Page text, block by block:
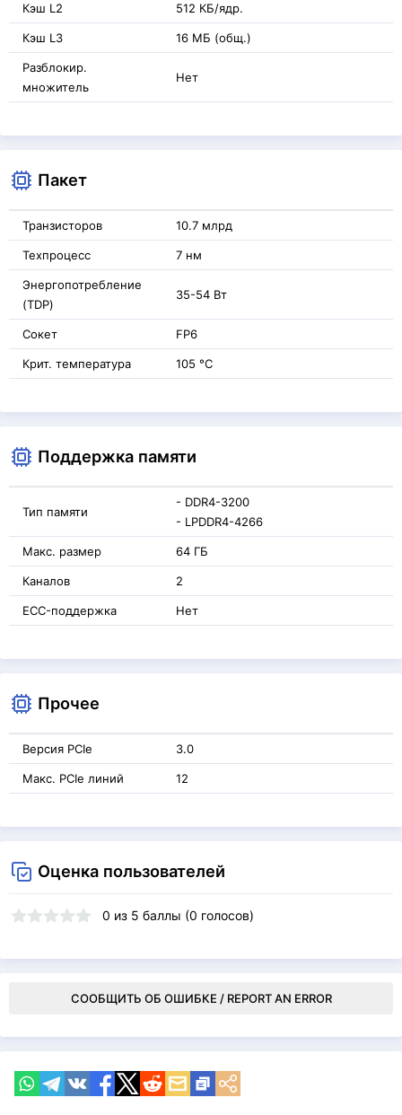
Кэш L2 512 КБ/ядр.
Кэш L3 16 МБ (общ.)
Разблокир.
множитель
Нет
Пакет
Транзисторов 10.7 млрд
Техпроцесс 7 нм
Энергопотребление
(TDP)
35-54 Вт
Сокет FP6
Крит. температура 105 °C
Поддержка памяти
Тип памяти
- DDR4-3200
- LPDDR4-4266
Макс. размер 64 ГБ
Каналов 2
ECC-поддержка Нет
Прочее
Версия PCIe 3.0
Макс. PCIe линий 12
Оценка пользователей
0 из 5 баллы (0 голосов)
СООБЩИТЬ ОБ ОШИБКЕ / REPORT AN ERROR